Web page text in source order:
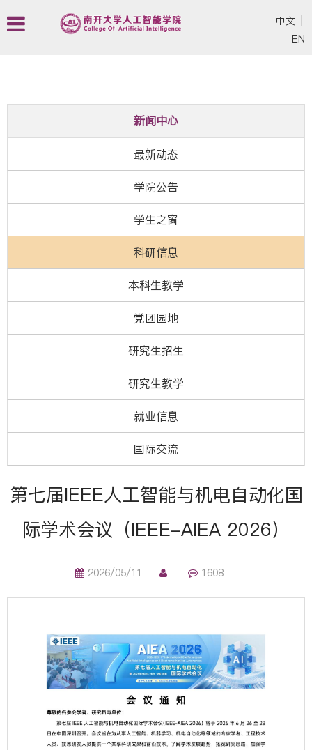
中文
EN
新闻中心
最新动态
学院公告
学生之窗
科研信息
本科生教学
党团园地
研究生招生
研究生教学
就业信息
国际交流
第七届IEEE人工智能与机电自动化国
际学术会议（IEEE-AIEA 2026）
2026/05/11 1608